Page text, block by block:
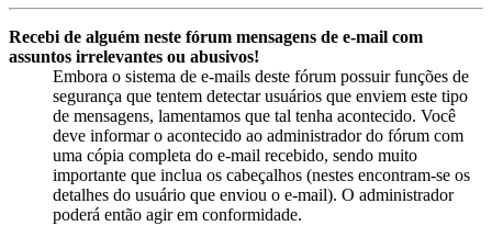
Recebi de alguém neste fórum mensagens de e-mail com
assuntos irrelevantes ou abusivos!
Embora o sistema de e-mails deste fórum possuir funções de
segurança que tentem detectar usuários que enviem este tipo
de mensagens, lamentamos que tal tenha acontecido. Você
deve informar o acontecido ao administrador do fórum com
uma cópia completa do e-mail recebido, sendo muito
importante que inclua os cabeçalhos (nestes encontram-se os
detalhes do usuário que enviou o e-mail). O administrador
poderá então agir em conformidade.